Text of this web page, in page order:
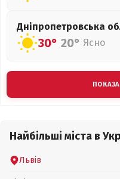
Дніпропетровська
30° 20° Ясно
Найбільші міста в
Львів